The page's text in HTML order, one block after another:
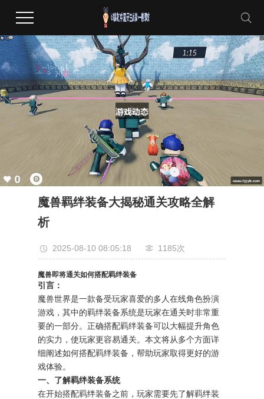
魔兽羁绊装备大揭秘通关攻略全解
析
2025-08-10 08:05:18 1185次
魔兽即将通关如何搭配羁绊装备
引言：
魔兽世界是一款备受玩家喜爱的多人在线角色扮演
游戏，其中的羁绊装备系统是玩家在通关时非常重
要的一部分。正确搭配羁绊装备可以大幅提升角色
的实力，使玩家更容易通关。本文将从多个方面详
细阐述如何搭配羁绊装备，帮助玩家取得更好的游
戏体验。
一、了解羁绊装备系统
在开始搭配羁绊装备之前，玩家需要先了解羁绊装